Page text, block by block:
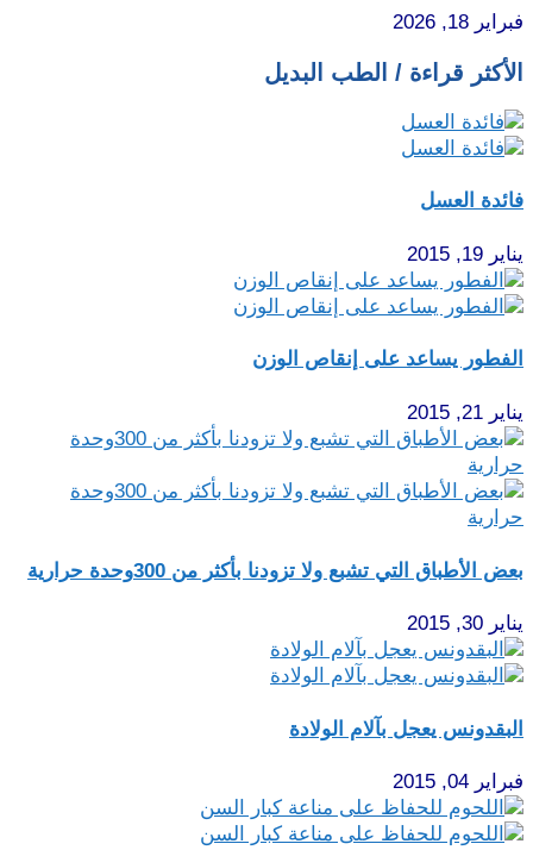
فبراير 18, 2026
الأكثر قراءة / الطب البديل
فائدة العسل
يناير 19, 2015
الفطور يساعد على إنقاص الوزن
يناير 21, 2015
بعض الأطباق التي تشبع ولا تزودنا بأكثر من 300وحدة حرارية
يناير 30, 2015
البقدونس يعجل بآلام الولادة
فبراير 04, 2015